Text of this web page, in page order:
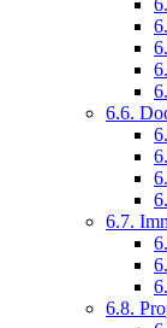
6.6.
6.7.
6.8.